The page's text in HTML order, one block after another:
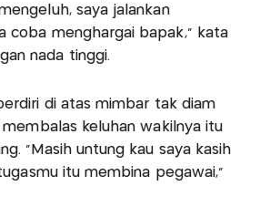
saya jalankan
coba menghargai bapak," kata
nada tinggi.
di atas mimbar tak diam
membalas keluhan wakilnya itu
"Masih untung kau saya kasih
itu membina pegawai,"